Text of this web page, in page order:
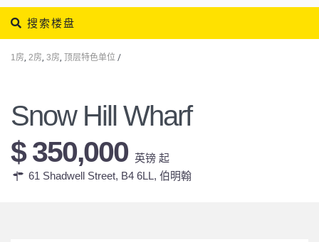
搜索楼盘
1房, 2房, 3房, 顶层特色单位 /
Snow Hill Wharf
$ 350,000 英镑 起
61 Shadwell Street, B4 6LL, 伯明翰